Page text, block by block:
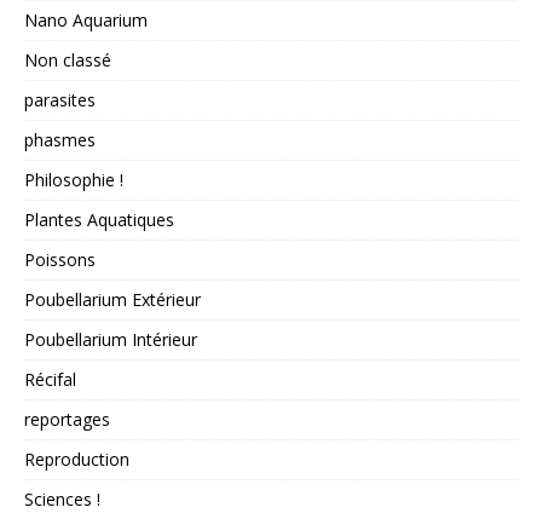
Nano Aquarium
Non classé
parasites
phasmes
Philosophie !
Plantes Aquatiques
Poissons
Poubellarium Extérieur
Poubellarium Intérieur
Récifal
reportages
Reproduction
Sciences !